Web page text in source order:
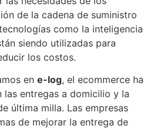
de la cadena de suministro
como la inteligencia
siendo utilizadas para
los costos.
en e-log, el ecommerce ha
las entregas a domicilio y la
última milla. Las empresas
de mejorar la entrega de